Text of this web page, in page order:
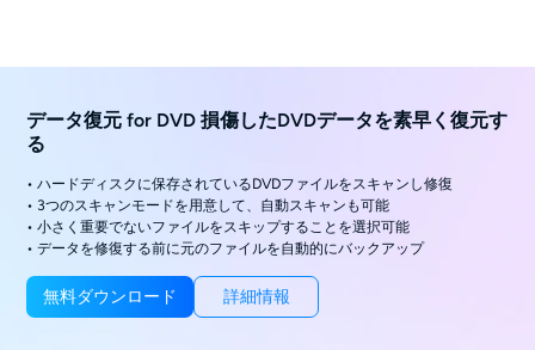
データ復元 for DVD 損傷したDVDデータを素早く復元す
る
• ハードディスクに保存されているDVDファイルをスキャンし修復
• 3つのスキャンモードを用意して、自動スキャンも可能
• 小さく重要でないファイルをスキップすることを選択可能
• データを修復する前に元のファイルを自動的にバックアップ
無料ダウンロード 詳細情報